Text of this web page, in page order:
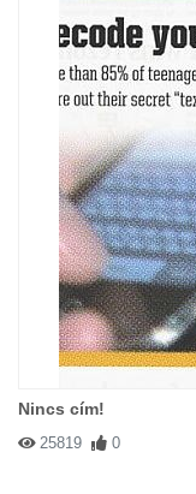
Nincs cím!
25819 0